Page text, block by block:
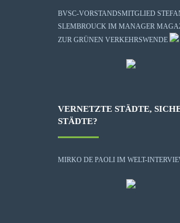
BVSC-VORSTANDSMITGLIED
SLEMBROUCK IM MANAGER
ZUR GRÜNEN VERKEHRSWENDE
VERNETZTE STÄDTE,
STÄDTE?
MIRKO DE PAOLI IM WELT-